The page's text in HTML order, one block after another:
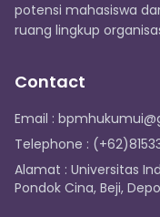
potensi mahasiswa
ruang lingkup
Contact
Email :
Telephone :
Alamat : Universitas
Pondok Cina, Beji,